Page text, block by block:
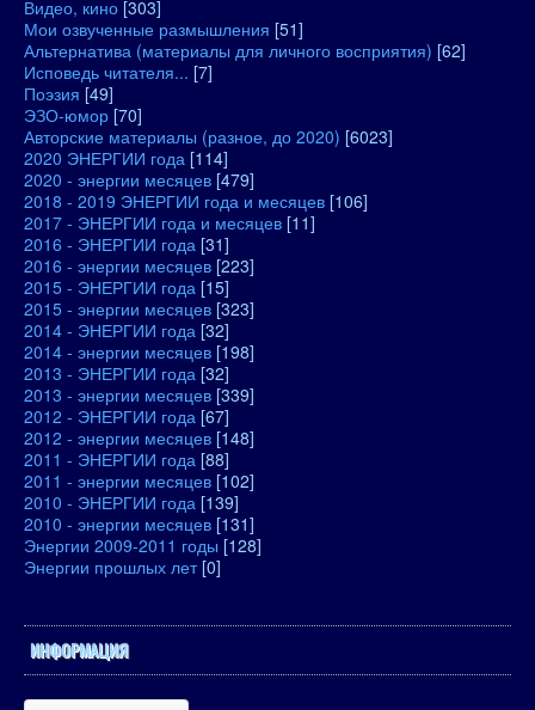
Видео, кино [303]
Мои озвученные размышления [51]
Альтернатива (материалы для личного восприятия) [62]
Исповедь читателя... [7]
Поэзия [49]
ЭЗО-юмор [70]
Авторские материалы (разное, до 2020) [6023]
2020 ЭНЕРГИИ года [114]
2020 - энергии месяцев [479]
2018 - 2019 ЭНЕРГИИ года и месяцев [106]
2017 - ЭНЕРГИИ года и месяцев [11]
2016 - ЭНЕРГИИ года [31]
2016 - энергии месяцев [223]
2015 - ЭНЕРГИИ года [15]
2015 - энергии месяцев [323]
2014 - ЭНЕРГИИ года [32]
2014 - энергии месяцев [198]
2013 - ЭНЕРГИИ года [32]
2013 - энергии месяцев [339]
2012 - ЭНЕРГИИ года [67]
2012 - энергии месяцев [148]
2011 - ЭНЕРГИИ года [88]
2011 - энергии месяцев [102]
2010 - ЭНЕРГИИ года [139]
2010 - энергии месяцев [131]
Энергии 2009-2011 годы [128]
Энергии прошлых лет [0]
ИНФОРМАЦИЯ